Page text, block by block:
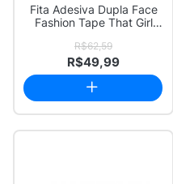
Fita Adesiva Dupla Face
Fashion Tape That Girl
R$62,59
R$49,99